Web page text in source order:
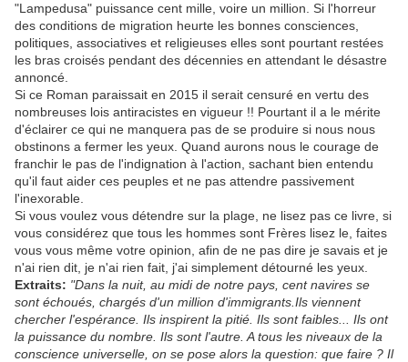
"Lampedusa" puissance cent mille, voire un million. Si l'horreur
des conditions de migration heurte les bonnes consciences,
politiques, associatives et religieuses elles sont pourtant restées
les bras croisés pendant des décennies en attendant le désastre
annoncé.
Si ce Roman paraissait en 2015 il serait censuré en vertu des
nombreuses lois antiracistes en vigueur !! Pourtant il a le mérite
d'éclairer ce qui ne manquera pas de se produire si nous nous
obstinons a fermer les yeux. Quand aurons nous le courage de
franchir le pas de l'indignation à l'action, sachant bien entendu
qu'il faut aider ces peuples et ne pas attendre passivement
l'inexorable.
Si vous voulez vous détendre sur la plage, ne lisez pas ce livre, si
vous considérez que tous les hommes sont Frères lisez le, faites
vous vous même votre opinion, afin de ne pas dire je savais et je
n'ai rien dit, je n'ai rien fait, j'ai simplement détourné les yeux.
Extraits: "Dans la nuit, au midi de notre pays, cent navires se
sont échoués, chargés d'un million d'immigrants.Ils viennent
chercher l'espérance. Ils inspirent la pitié. Ils sont faibles... Ils ont
la puissance du nombre. Ils sont l'autre. A tous les niveaux de la
conscience universelle, on se pose alors la question: que faire ? Il